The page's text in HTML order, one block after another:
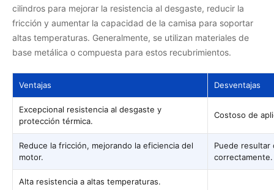
cilindros para mejorar la resistencia al desgaste, reducir la
fricción y aumentar la capacidad de la camisa para soportar
altas temperaturas. Generalmente, se utilizan materiales de
base metálica o compuesta para estos recubrimientos.
Ventajas Desventajas
Excepcional resistencia al desgaste y
protección térmica.
Costoso de
Reduce la fricción, mejorando la eficiencia del
motor.
Puede resultar
correctamente.
Alta resistencia a altas temperaturas.